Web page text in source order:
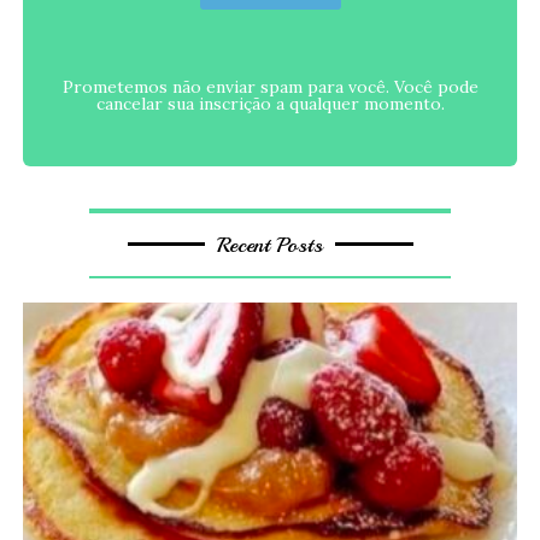
Prometemos não enviar spam para você. Você pode
cancelar sua inscrição a qualquer momento.
Recent Posts